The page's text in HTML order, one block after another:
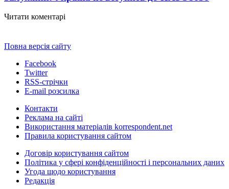
Читати коментарі
Повна версія сайту
Facebook
Twitter
RSS-стрічки
E-mail розсилка
Контакти
Реклама на сайті
Використання матеріалів korrespondent.net
Правила користування сайтом
Договір користування сайтом
Політика у сфері конфіденційності і персональних даних
Угода щодо користування
Редакція